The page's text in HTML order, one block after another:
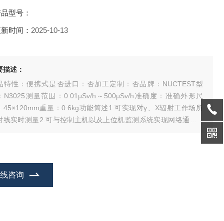
型号：
时间： 2025-10-13
描述：
特性：便携式是否进口：否加工定制：否品牌：NUCTEST型
N3025测量范围：0.01μSv/h～500μSv/h准确度：准确外形尺
45×120mm重量：0.6kg功能简述1.可实现对γ、X辐射工作场所
线实时测量2.可与控制主机以及上位机监测系统实现网络通讯3.
咨询